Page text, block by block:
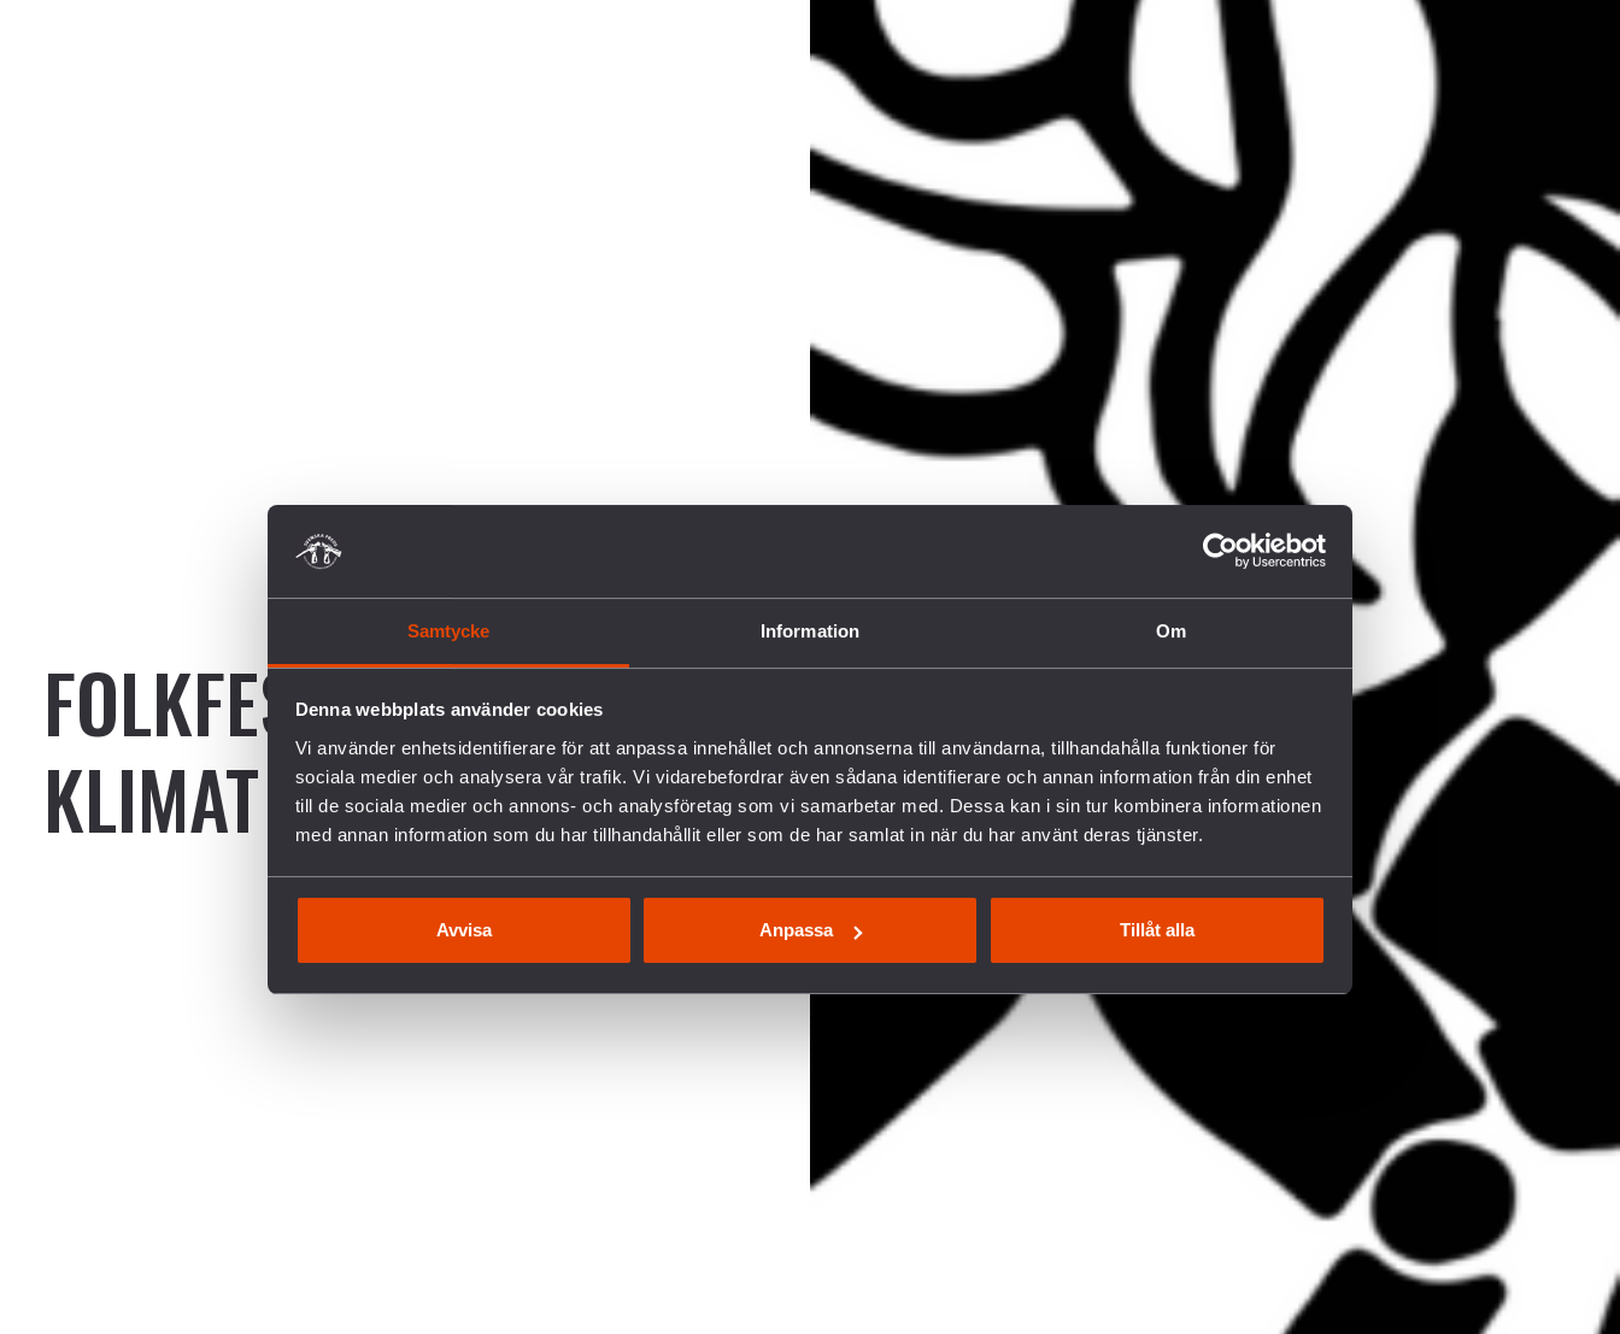
Samtycke Information Om
Denna webbplats använder cookies
Vi använder enhetsidentifierare för att anpassa innehållet och annonserna till användarna, tillhandahålla funktioner för
sociala medier och analysera vår trafik. Vi vidarebefordrar även sådana identifierare och annan information från din enhet
till de sociala medier och annons- och analysföretag som vi samarbetar med. Dessa kan i sin tur kombinera informationen
med annan information som du har tillhandahållit eller som de har samlat in när du har använt deras tjänster.
Avvisa Anpassa Tillåt alla
FOLKFEST FÖR FRED &
KLIMAT